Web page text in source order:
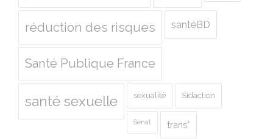
réduction des risques santéBD
Santé Publique France
santé sexuelle sexualité Sidaction
Sénat trans*